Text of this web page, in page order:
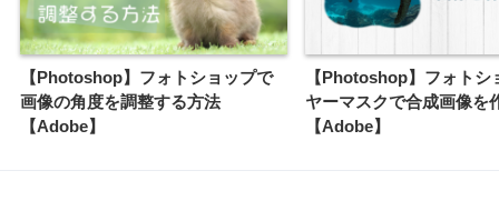
【Photoshop】フォトショップで
画像の角度を調整する方法
【Adobe】
【Photoshop】フォトシ
ヤーマスクで合成画像を
【Adobe】